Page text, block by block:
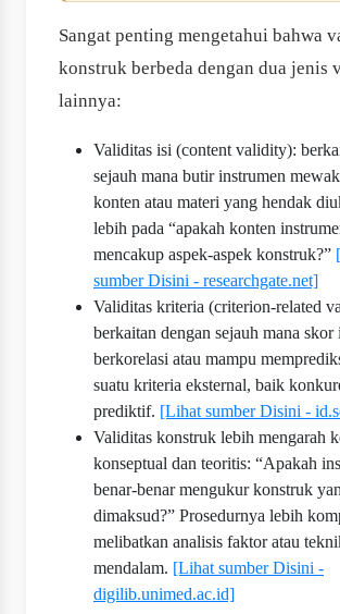
Sangat penting mengetahui bahwa
konstruk berbeda dengan dua jenis
lainnya:
Validitas isi (content validity):
sejauh mana butir instrumen
konten atau materi yang hendak
lebih pada “apakah konten
mencakup aspek-aspek konstruk?”
sumber Disini - researchgate.net]
Validitas kriteria (criterion-related
berkaitan dengan sejauh mana skor
berkorelasi atau mampu
suatu kriteria eksternal, baik
prediktif. [Lihat sumber Disini -
Validitas konstruk lebih mengarah
konseptual dan teoritis: “Apakah
benar-benar mengukur konstruk
dimaksud?” Prosedurnya lebih
melibatkan analisis faktor atau
mendalam. [Lihat sumber Disini -
digilib.unimed.ac.id]